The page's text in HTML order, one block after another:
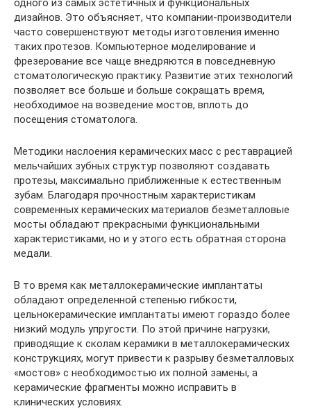
одного из самых эстетичных и функциональных
дизайнов. Это объясняет, что компании-производители
часто совершенствуют методы изготовления именно
таких протезов. Компьютерное моделирование и
фрезерование все чаще внедряются в повседневную
стоматологическую практику. Развитие этих технологий
позволяет все больше и больше сокращать время,
необходимое на возведение мостов, вплоть до
посещения стоматолога.
Методики наслоения керамических масс с реставрацией
мельчайших зубных структур позволяют создавать
протезы, максимально приближенные к естественным
зубам. Благодаря прочностным характеристикам
современных керамических материалов безметалловые
мосты обладают прекрасными функциональными
характеристиками, но и у этого есть обратная сторона
медали.
В то время как металлокерамические имплантаты
обладают определенной степенью гибкости,
цельнокерамические имплантаты имеют гораздо более
низкий модуль упругости. По этой причине нагрузки,
приводящие к сколам керамики в металлокерамических
конструкциях, могут привести к разрыву безметалловых
«мостов» с необходимостью их полной замены, а
керамические фрагменты можно исправить в
клинических условиях.